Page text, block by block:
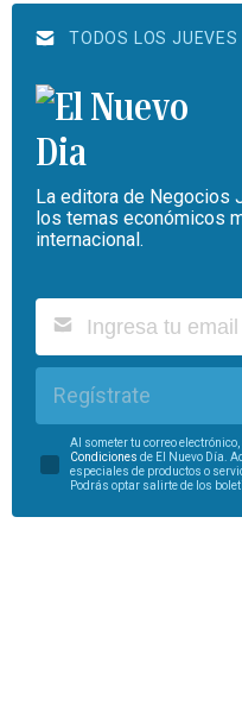
TODOS LOS JUEVES
La editora de Negocios
los temas económicos
internacional.
Regístrate
Al someter tu correo
Condiciones de El Nuevo Día.
especiales de productos o
Podrás optar salirte de los